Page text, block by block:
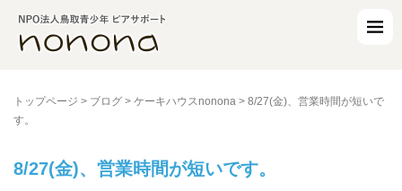
トップページ > ブログ > ケーキハウスnonona > 8/27(金)、営業時間が短いで
す。
8/27(金)、営業時間が短いです。